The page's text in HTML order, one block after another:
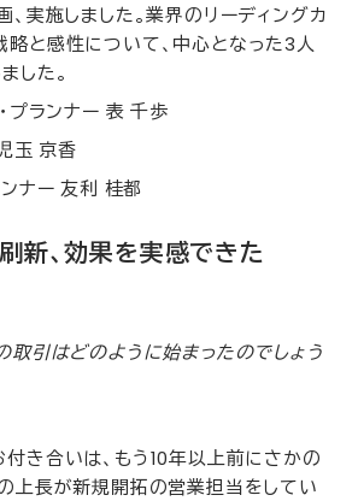
、実施しました。業界のリーディングカ
略と感性について、中心となった3人
した。
・プランナー 表 千歩
玉 京香
ンナー 友利 桂都
新、効果を実感できた
取引はどのように始まったのでしょう
き合いは、もう10年以上前にさかの
の上長が新規開拓の営業担当をしてい